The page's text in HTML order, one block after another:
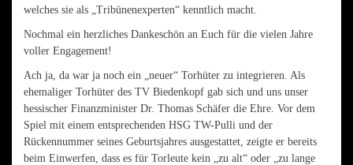
welches sie als „Tribünenexperten“ kenntlich macht.
Nochmal ein herzliches Dankeschön an Euch für die vielen Jahre
voller Engagement!
Ach ja, da war ja noch ein „neuer“ Torhüter zu integrieren. Als
ehemaliger Torhüter des TV Biedenkopf gab sich und uns unser
hessischer Finanzminister Dr. Thomas Schäfer die Ehre. Vor dem
Spiel mit einem entsprechenden HSG TW-Pulli und der
Rückennummer seines Geburtsjahres ausgestattet, zeigte er bereits
beim Einwerfen, dass es für Torleute kein „zu alt“ oder „zu lange